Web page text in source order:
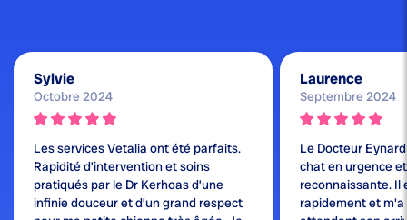
Sylvie
Octobre 2024
Les services Vetalia ont été parfaits.
Rapidité d’intervention et soins
pratiqués par le Dr Kerhoas d’une
infinie douceur et d’un grand respect
Laurence
Septembre 2024
Le Docteur
chat en urgence
reconnaissante. Il
rapidement et m'a